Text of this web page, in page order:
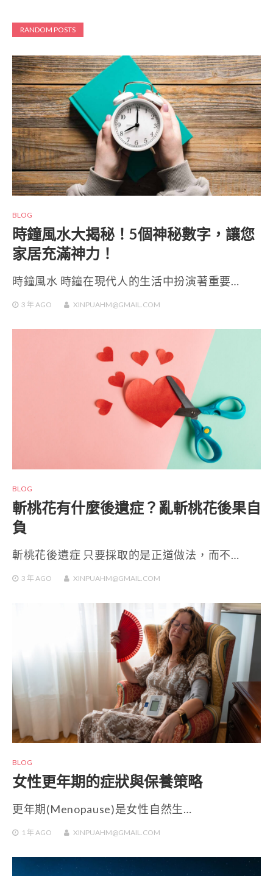
RANDOM POSTS
BLOG
時鐘風水大揭秘！5個神秘數字，讓您
家居充滿神力！
時鐘風水 時鐘在現代人的生活中扮演著重要…
3 年 AGO XINPUAHM@GMAIL.COM
BLOG
斬桃花有什麼後遺症？亂斬桃花後果自
負
斬桃花後遺症 只要採取的是正道做法，而不…
3 年 AGO XINPUAHM@GMAIL.COM
BLOG
女性更年期的症狀與保養策略
更年期(Menopause)是女性自然生…
1 年 AGO XINPUAHM@GMAIL.COM